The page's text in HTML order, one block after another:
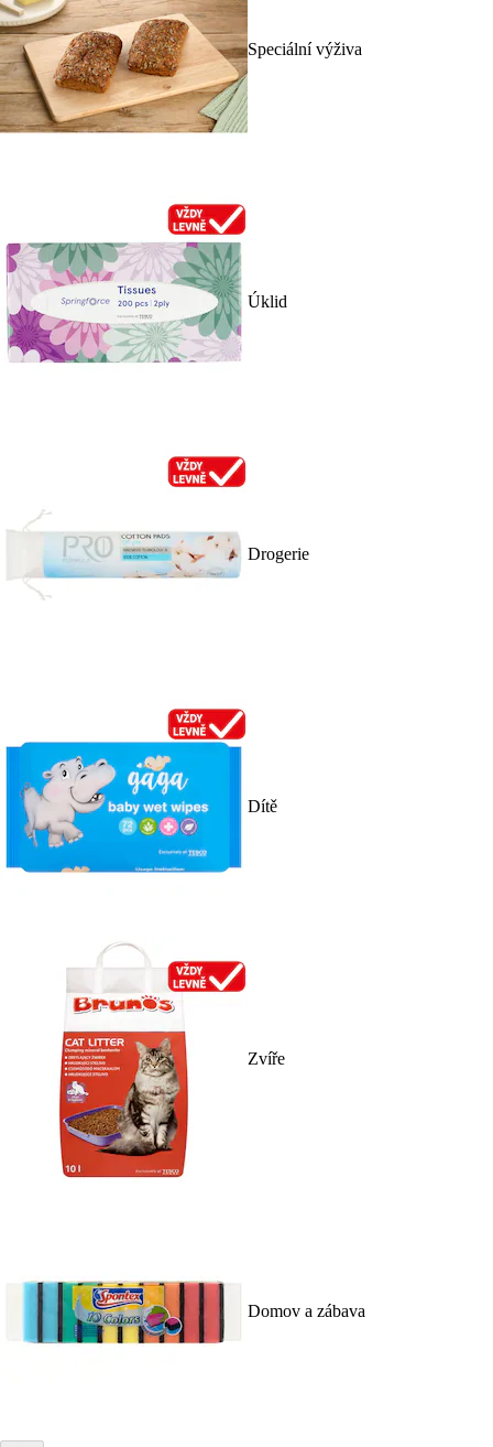
Speciální výživa
Úklid
Drogerie
Dítě
Zvíře
Domov a zábava